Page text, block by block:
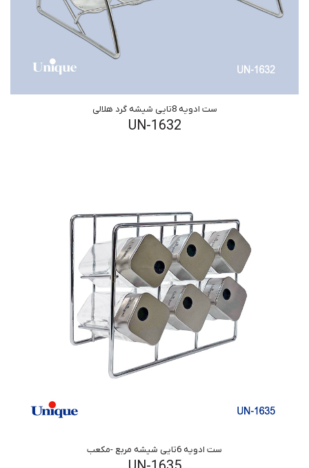
ست ادویه 8تایی شیشه گرد هلالی
UN-1632
ست ادویه 6تایی شیشه مربع -مکعب